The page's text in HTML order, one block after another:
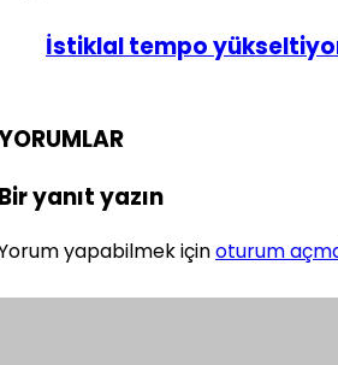
İstiklal tempo
yanıt yazın
yapabilmek içinoturum